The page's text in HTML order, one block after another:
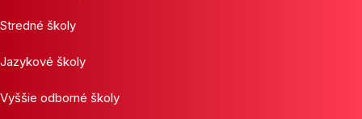
Stredné školy
Jazykové školy
Vyššie odborné školy